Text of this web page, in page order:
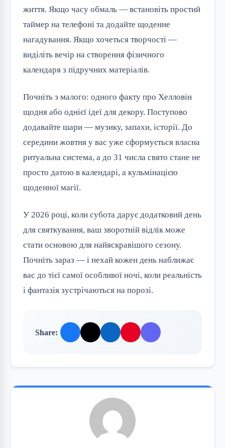
життя. Якщо часу обмаль — встановіть простий
таймер на телефоні та додайте щоденне
нагадування. Якщо хочеться творчості —
виділіть вечір на створення фізичного
календаря з підручних матеріалів.
Почніть з малого: одного факту про Хелловін
щодня або однієї ідеї для декору. Поступово
додавайте шари — музику, запахи, історії. До
середини жовтня у вас уже сформується власна
ритуальна система, а до 31 числа свято стане не
просто датою в календарі, а кульмінацією
щоденної магії.
У 2026 році, коли субота дарує додатковий день
для святкування, ваш зворотній відлік може
стати основою для найяскравішого сезону.
Почніть зараз — і нехай кожен день наближає
вас до тієї самої особливої ночі, коли реальність
і фантазія зустрічаються на порозі.
Share: